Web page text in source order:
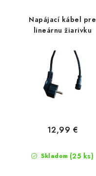
Napájací kábel pre
lineárnu žiarivku
Skladom (25 ks)
12,99 €